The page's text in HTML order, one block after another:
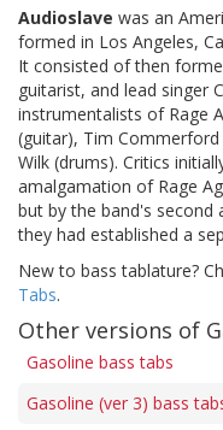
Audioslave was an
formed in Los Angeles,
It consisted of then
guitarist, and lead singer
instrumentalists of Rage
(guitar), Tim Commerford
Wilk (drums). Critics
amalgamation of Rage
but by the band's
they had established a
New to bass tablature?
Tabs.
Other versions of
Gasoline bass tabs
Gasoline (ver 3) bass